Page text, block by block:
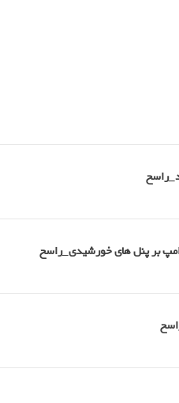
بر پنل های خورشیدی_راسخ